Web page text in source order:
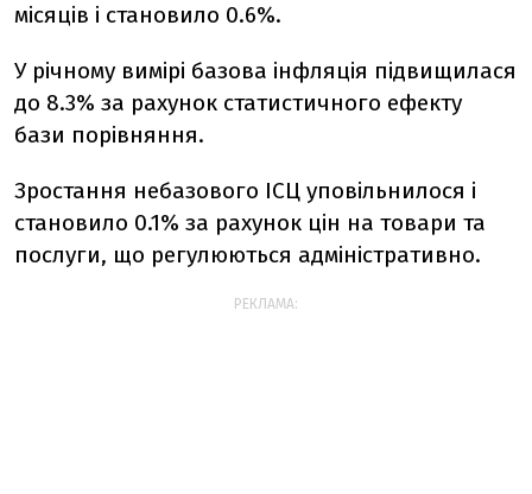
місяців і становило 0.6%.
У річному вимірі базова інфляція підвищилася
до 8.3% за рахунок статистичного ефекту
бази порівняння.
Зростання небазового ІСЦ уповільнилося і
становило 0.1% за рахунок цін на товари та
послуги, що регулюються адміністративно.
РЕКЛАМА: